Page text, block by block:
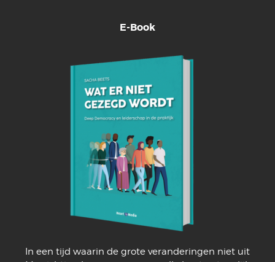
E-Book
In een tijd waarin de grote veranderingen niet uit